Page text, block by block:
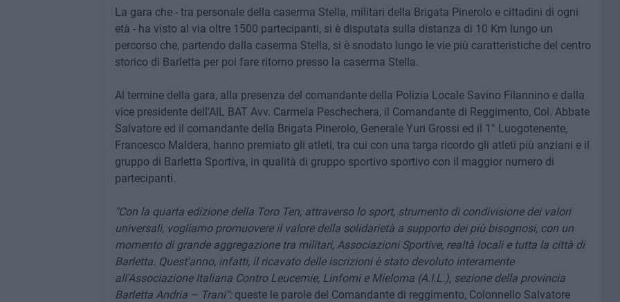
La gara che - tra personale della caserma Stella, militari della Brigata Pinerolo e cittadini di ogni
età - ha visto al via oltre 1500 partecipanti, si è disputata sulla distanza di 10 Km lungo un
percorso che, partendo dalla caserma Stella, si è snodato lungo le vie più caratteristiche del centro
storico di Barletta per poi fare ritorno presso la caserma Stella.
Al termine della gara, alla presenza del comandante della Polizia Locale Savino Filannino e dalla
vice presidente dell'AIL BAT Avv. Carmela Peschechera, il Comandante di Reggimento, Col. Abbate
Salvatore ed il comandante della Brigata Pinerolo, Generale Yuri Grossi ed il 1° Luogotenente,
Francesco Maldera, hanno premiato gli atleti, tra cui con una targa ricordo gli atleti più anziani e il
gruppo di Barletta Sportiva, in qualità di gruppo sportivo sportivo con il maggior numero di
partecipanti.
"Con la quarta edizione della Toro Ten, attraverso lo sport, strumento di condivisione dei valori
universali, vogliamo promuovere il valore della solidarietà a supporto dei più bisognosi, con un
momento di grande aggregazione tra militari, Associazioni Sportive, realtà locali e tutta la città di
Barletta. Quest'anno, infatti, il ricavato delle iscrizioni è stato devoluto interamente
all'Associazione Italiana Contro Leucemie, Linfomi e Mieloma (A.I.L.), sezione della provincia
Barletta Andria – Trani":queste le parole del Comandante di reggimento, Colonnello Salvatore